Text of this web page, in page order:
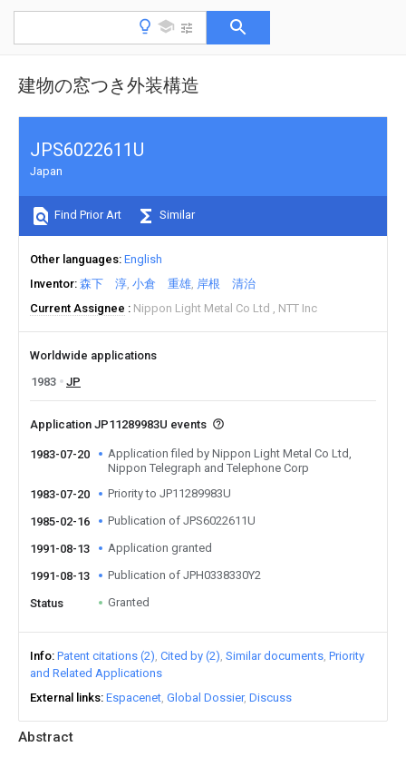
建物の窓つき外装構造
Abstract
JPS6022611U
Japan
Find Prior Art Similar
Other languages English
Inventor 森下 淳 小倉 重雄 岸根 清治
Current Assignee
Nippon Light Metal Co Ltd NTT Inc
Worldwide applications
1983
JP
Application JP11289983U events
1983-07-20
Application filed by Nippon Light Metal Co Ltd,
Nippon Telegraph and Telephone Corp
1983-07-20
Priority to JP11289983U
1985-02-16 Publication of JPS6022611U
1991-08-13 Application granted
1991-08-13 Publication of JPH0338330Y2
Status Granted
Info Patent citations (2) Cited by (2) Similar documents Priority
and Related Applications
External links Espacenet Global Dossier Discuss